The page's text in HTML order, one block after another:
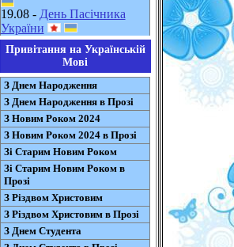
19.08 - День Пасічника
України
Привітання на Українській
Мові
З Днем Народження
З Днем Народження в Прозі
З Новим Роком 2024
З Новим Роком 2024 в Прозі
Зі Старим Новим Роком
Зі Старим Новим Роком в
Прозі
З Різдвом Христовим
З Різдвом Христовим в Прозі
З Днем Студента